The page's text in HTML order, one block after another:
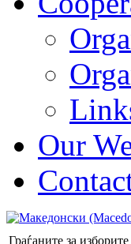
Our
Граѓаните за